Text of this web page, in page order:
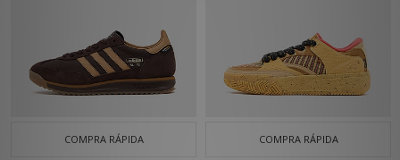
COMPRA RÁPIDA COMPRA RÁPIDA